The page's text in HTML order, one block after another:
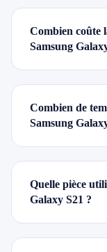
Combien coûte
Samsung
Combien de
Samsung
Quelle pièce
Galaxy S21 ?